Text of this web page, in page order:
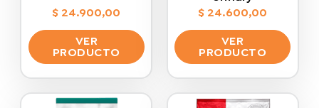
$ 24.900,00
VER
PRODUCTO
tiene
$ 24.600,00
VER
PRODUCTO
tiene